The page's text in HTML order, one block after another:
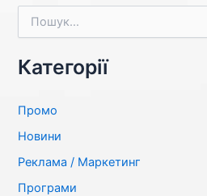
а
т
:
Категорії
Промо
Новини
Реклама / Маркетинг
Програми